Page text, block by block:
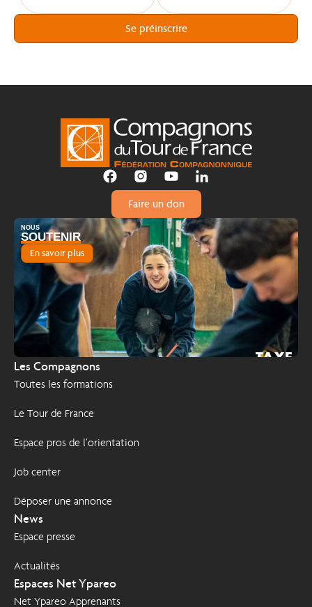
Se préinscrire
Faire un don
Les Compagnons
Toutes les formations
Le Tour de France
Espace pros de l’orientation
Job center
Déposer une annonce
News
Espace presse
Actualités
Espaces Net Ypareo
Net Ypareo Apprenants
NOUS
SOUTENIR
En savoir plus
TAXE